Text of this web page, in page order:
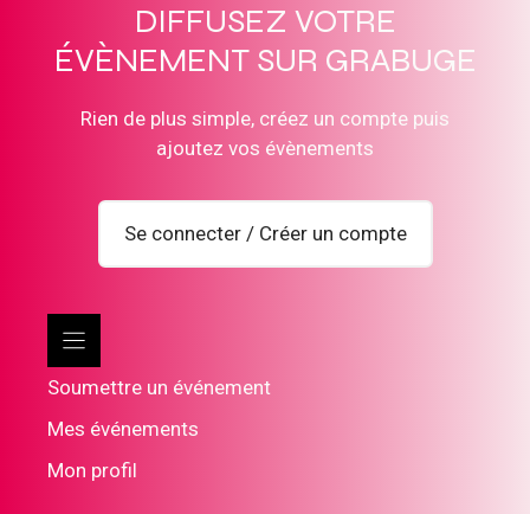
DIFFUSEZ VOTRE
ÉVÈNEMENT SUR GRABUGE
Rien de plus simple, créez un compte puis
ajoutez vos évènements
Se connecter / Créer un compte
Soumettre un événement
Mes événements
Mon profil